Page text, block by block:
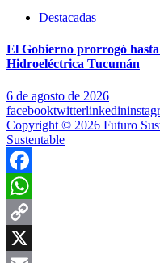
Destacadas
El Gobierno prorrogó
Hidroeléctrica Tucumán
6 de agosto de 2026
facebooktwitterlinkedin
Copyright © 2026 Futuro
Sustentable
Facebook
WhatsApp
Copy